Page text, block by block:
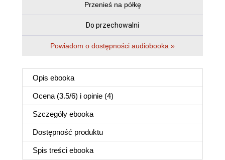
Przenieś na półkę
Do przechowalni
Powiadom o dostępności audiobooka »
Opis ebooka
Ocena (3.5/6) i opinie (4)
Szczegóły ebooka
Dostępność produktu
Spis treści ebooka